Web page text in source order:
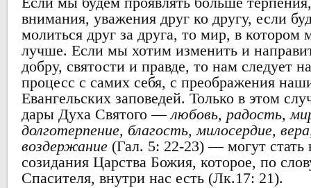
внимания, уважения друг ко другу, если
молиться друг за друга, то мир, в
лучше. Если мы хотим изменить и
добру, святости и правде, то нам следует
процесс с самих себя, с преображения
Евангельских заповедей. Только в этом
дары Духа Святого —любовь, радость,
долготерпение, благость, милосердие,
воздержание (Гал. 5: 22-23) — могут стать
созидания Царства Божия, которое, по
Спасителя, внутри нас есть (Лк.17: 21).